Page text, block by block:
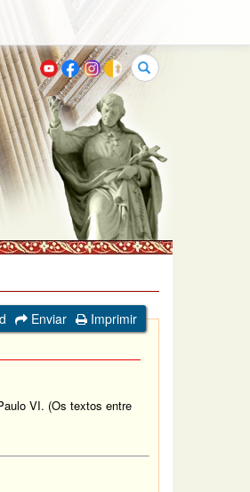
Buscar
Enviar
Imprimir
VI. (Os textos entre